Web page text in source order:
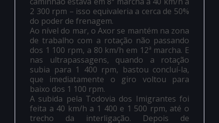
2 300 rpm – isso equivaleria a cerca de 50%
do poder de frenagem.
Ao nível do mar, o Axor se mantém na zona
de trabalho com a rotação não passando
dos 1 100 rpm, a 80 km/h em 12ª marcha. E
nas ultrapassagens, quando a rotação
subia para 1 400 rpm, bastou concluí-la,
que imediatamente o giro voltou para
baixo dos 1 100 rpm.
A subida pela Todovia dos Imigrantes foi
feita a 40 km/h a 1 400 e 1 500 rpm, até o
trecho da interligação. Depois de